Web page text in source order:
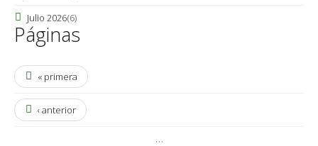
Julio 2026(6)
Páginas
« primera
‹ anterior
…